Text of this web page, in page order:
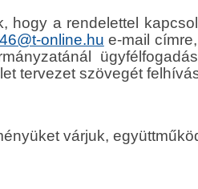
hogy a rendelettel
online.hu e-mail
tervezet szövegét
várjuk,